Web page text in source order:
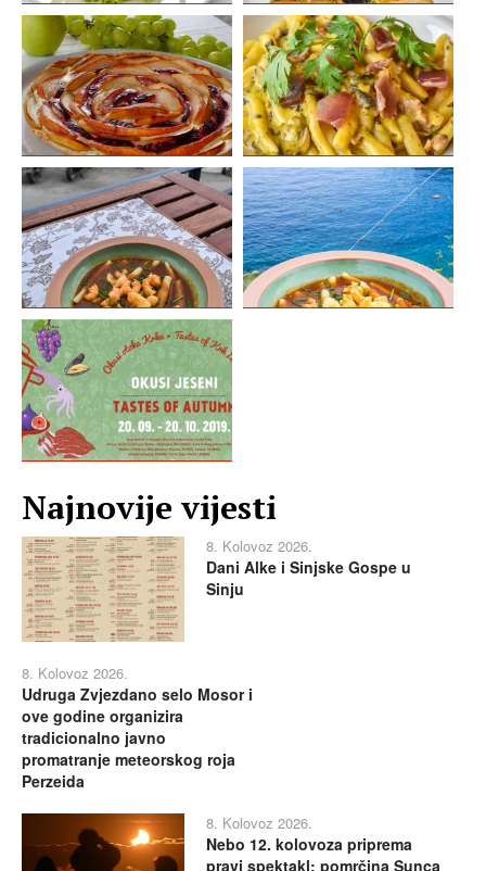
Najnovije vijesti
8. Kolovoz 2026.
Dani Alke i Sinjske Gospe u
Sinju
8. Kolovoz 2026.
Udruga Zvjezdano selo Mosor i
ove godine organizira
tradicionalno javno
promatranje meteorskog roja
Perzeida
8. Kolovoz 2026.
Nebo 12. kolovoza priprema
pravi spektakl: pomrčina Sunca